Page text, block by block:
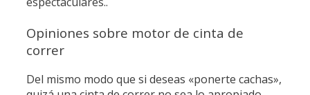
Opiniones sobre motor de cinta de
correr
Del mismo modo que si deseas «ponerte cachas»,